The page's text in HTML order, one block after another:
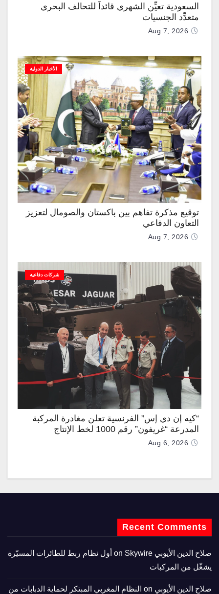
السعودية تعيِّن الشهري قائداً للتحالف البحري
متعدِّد الجنسيات
Aug 7, 2026
الأخبار الدولية
توقيع مذكرة تفاهم بين باكستان والصومال لتعزيز
التعاون الدفاعي
Aug 7, 2026
شركات دفاعية
“كيه إن دي إس” الفرنسية تعلن مغادرة المركبة
المدرعة “غريفون” رقم 1000 لخط الإنتاج
Aug 6, 2026
Recent Comments
صلاح الدين الأيوبي
Skywire أول نظام ربط للطائرات المسيّرة
يشغّل من المركبات
صلاح الدين الأيوبي
النظام المغربي المبتكر لحماية الدبابات من